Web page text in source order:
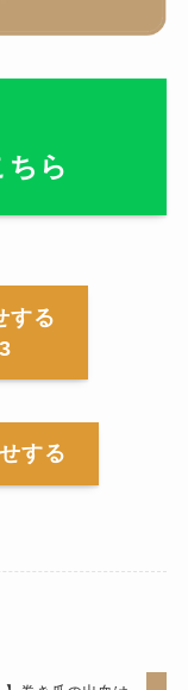
ら
する
する